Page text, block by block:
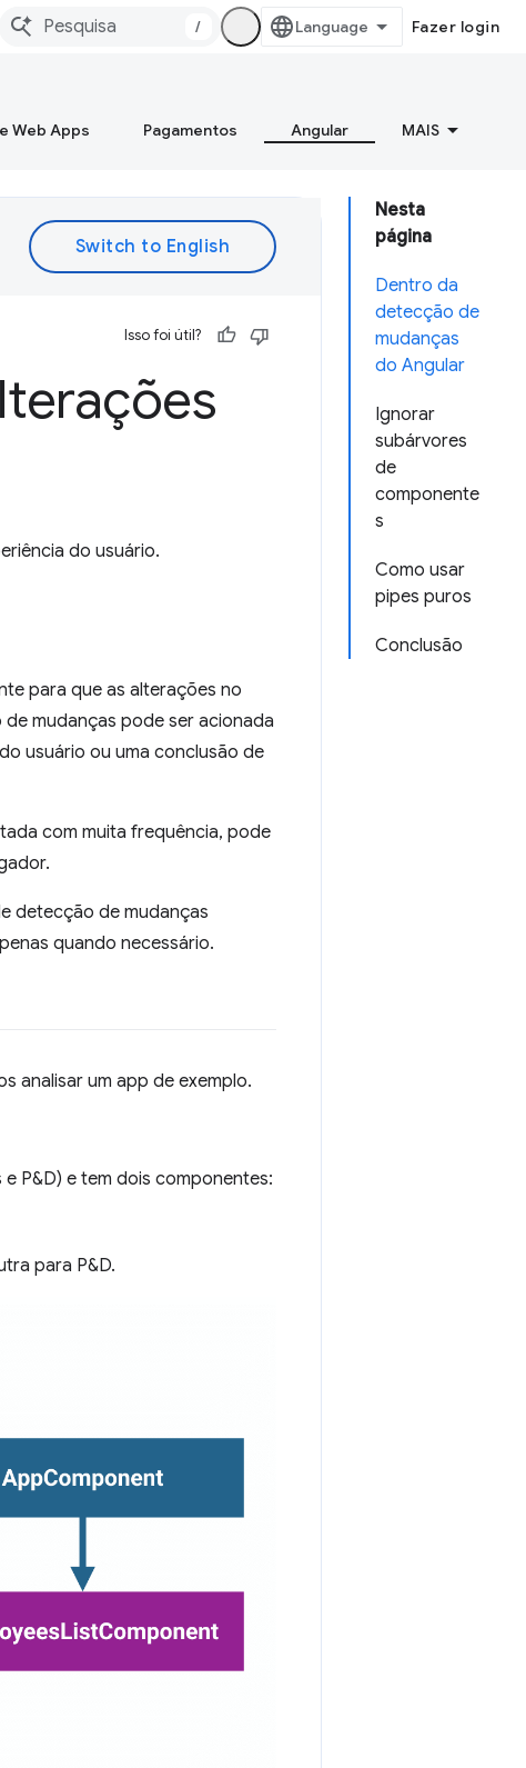
/ Fazer login
Web Apps Pagamentos Angular MAIS
Nesta
página
Dentro da
detecção de
mudanças
do Angular
Ignorar
subárvores
de
componente
s
Como usar
pipes puros
Conclusão
Isso foi útil?
do usuário.
para que as alterações no
mudanças pode ser acionada
usuário ou uma conclusão de
com muita frequência, pode
detecção de mudanças
quando necessário.
analisar um app de exemplo.
P&D) e tem dois componentes:
para P&D.